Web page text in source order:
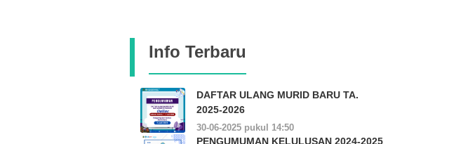
Info Terbaru
DAFTAR ULANG MURID BARU TA.
2025-2026
30-06-2025 pukul 14:50
PENGUMUMAN KELULUSAN 2024-2025